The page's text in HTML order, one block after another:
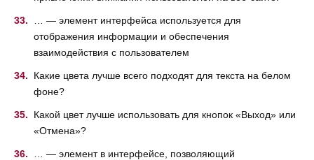
… — элемент интерфейса используется для
отображения информации и обеспечения
взаимодействия с пользователем
Какие цвета лучше всего подходят для текста на белом
фоне?
Какой цвет лучше использовать для кнопок «Выход» или
«Отмена»?
… — элемент в интерфейсе, позволяющий